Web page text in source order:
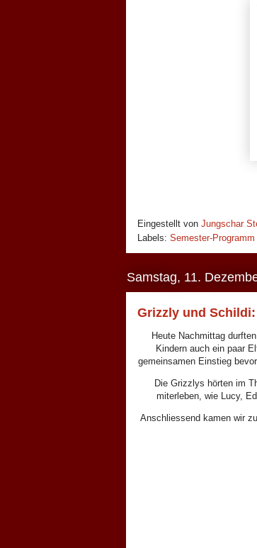
Eingestellt von Jungschar
Labels: Semester-Programm
Samstag, 11.
Grizzly und
Heute Nachmittag
Kindern auch ein paar
gemeinsamen Einstieg
Die Grizzlys hörten im
miterleben, wie Lucy,
Anschliessend kamen wir